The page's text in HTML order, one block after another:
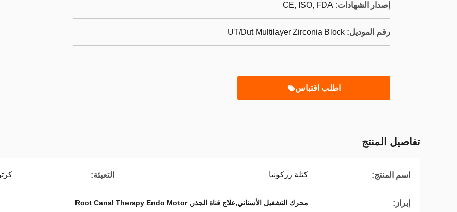
إصدار الشهادات: CE, ISO, FDA
رقم الموديل: UT/Dut Multilayer Zirconia Block
اطلب اقتباس
تفاصيل المنتج
اسم المنتج: كتلة زركونيا التعبئة:
إبراز: محرك التشغيل الأسناني,علاج قناة الجذر ,
Root Canal Therapy Endo Motor